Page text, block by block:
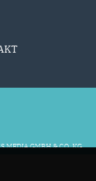
MEDIA GMBH & CO. KG